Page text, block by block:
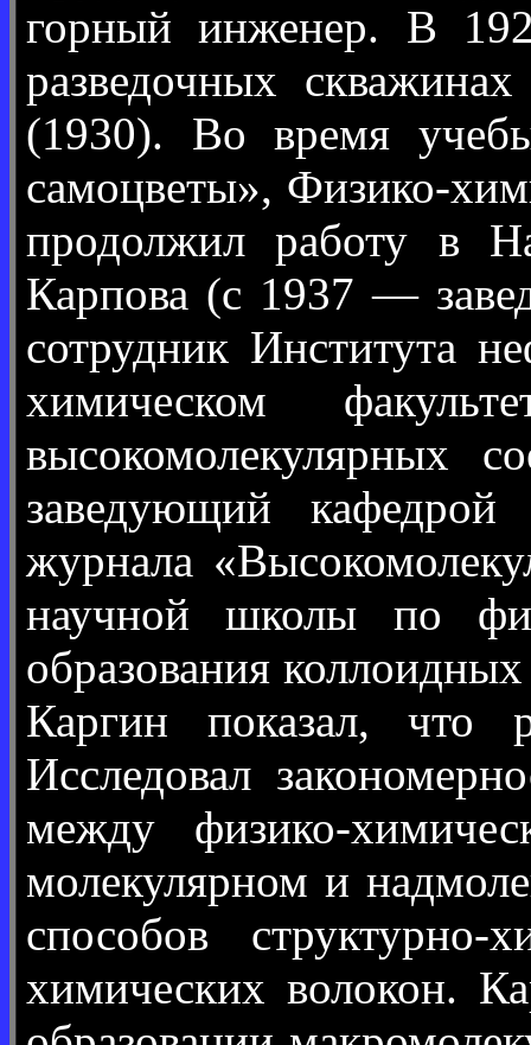
горный инженер. В
разведочных
(1930). Во время
самоцветы», Физико-
продолжил работу в
Карпова (с 1937 —
сотрудник Института
химическом
высокомолекулярных
заведующий кафедрой
журнала
научной школы по
образования
Каргин показал, что
Исследовал
между физико-
молекулярном и
способов
химических волокон.